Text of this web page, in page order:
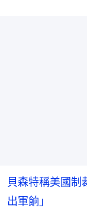
貝森特稱美國制
出軍餉」